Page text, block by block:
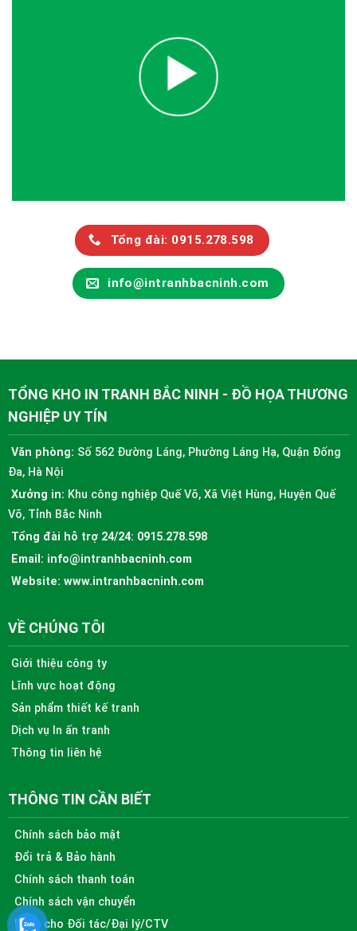
Tổng đài: 0915.278.598
info@intranhbacninh.com
TỔNG KHO IN TRANH BẮC NINH - ĐỒ HỌA THƯƠNG
NGHIỆP UY TÍN
Văn phòng: Số 562 Đường Láng, Phường Láng Hạ, Quận Đống
Đa, Hà Nội
Xưởng in: Khu công nghiệp Quế Võ, Xã Việt Hùng, Huyện Quế
Võ, Tỉnh Bắc Ninh
Tổng đài hỗ trợ 24/24: 0915.278.598
Email: info@intranhbacninh.com
Website: www.intranhbacninh.com
VỀ CHÚNG TÔI
Giới thiệu công ty
Lĩnh vực hoạt động
Sản phẩm thiết kế tranh
Dịch vụ In ấn tranh
Thông tin liên hệ
THÔNG TIN CẦN BIẾT
Chính sách bảo mật
Đổi trả & Bảo hành
Chính sách thanh toán
Chính sách vận chuyển
Dành cho Đối tác/Đại lý/CTV